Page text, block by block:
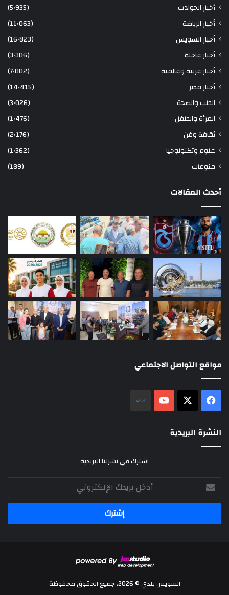
أخبار الحوادث
(5٬935)
أخبار الرياضة
(11٬063)
أخبار السويس
(16٬823)
أخبار عاجلة
(3٬306)
أخبار عربية وعالمية
(7٬002)
أخبار مصر
(14٬415)
الطب والصحة
(3٬026)
المرأة والطفل
(1٬476)
ثقافة وفن
(2٬176)
علوم وتكنولوجيا
(1٬362)
منوعات
(189)
أحدث المقالات
مواقع التواصل الاجتماعي
فيسبوك ‫YouTube
النشرة البريدية
اشترك في نشرتنا البريدية
أدخل
بريدك
الإلكتروني
السويس بلدي © 2026، جميع الحقوق محفوظة